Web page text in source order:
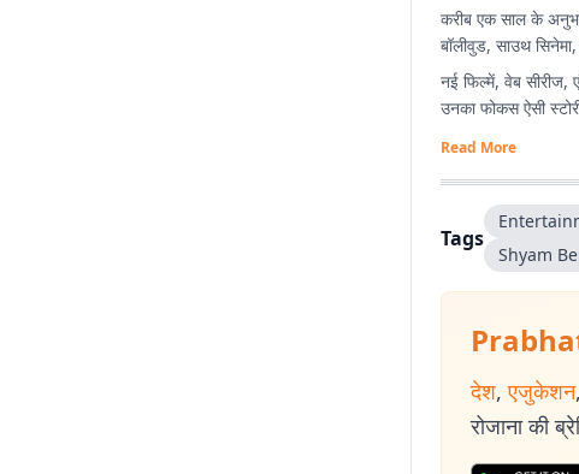
करीब एक साल के
बॉलीवुड, साउथ
नई फिल्में, वेब सीरीज,
उनका फोकस ऐसी
Read More
Tags
Shyam
देश, एजुकेशन,
रोजाना की